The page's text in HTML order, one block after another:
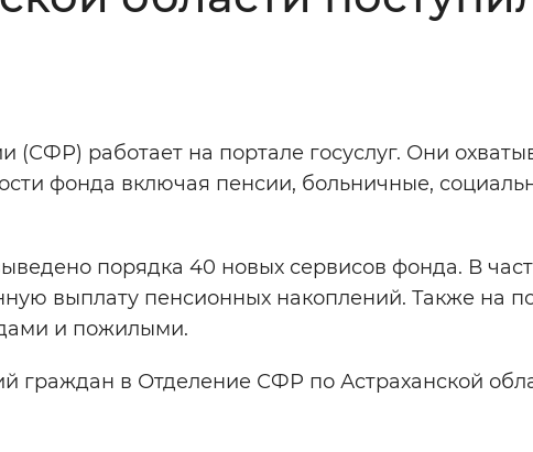
(СФР) работает на портале госуслуг. Они
фонда включая пенсии, больничные,
порядка 40 новых сервисов фонда. В
выплату пенсионных накоплений. Также на
и пожилыми.
граждан в Отделение СФР по Астраханской